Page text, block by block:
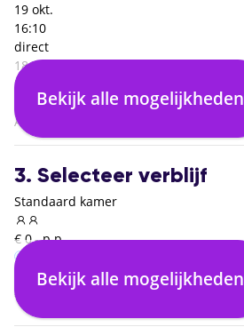
19 okt.
16:10
direct
18:50
Napels Capodichino (NAP)
00:00
Amsterdam (AMS)
Bekijk alle mogelijkheden
3. Selecteer verblijf
Standaard kamer
€ 0,- p.p.
Inclusief ontbijt
€ 0,- p.p.
Bekijk alle mogelijkheden